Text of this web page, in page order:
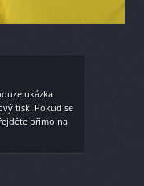
ukázka
tisk. Pokud se
přímo na